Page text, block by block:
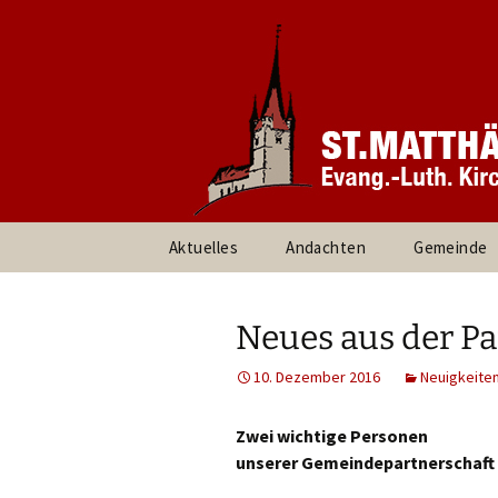
Evang.
Informationen rund um unsere
Aktuelles Andachten Gemeinde
Umweltteam
Neues aus der
10. Dezember 2016 Neuigkeiten
Zwei wichtige Personen
unserer Gemeindepartnerschaft